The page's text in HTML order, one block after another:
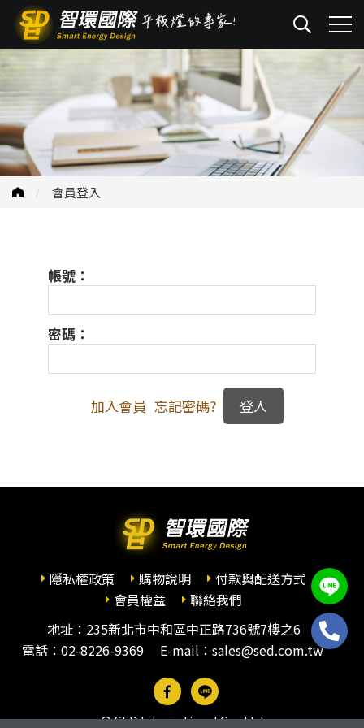
會員登入
帳號：
密碼：
加入會員 忘記密碼?
隱私權政策 購物說明
付款與配送方式
會員權益
聯絡我們
地址：235新北市中和區中正路736號7樓之6
電話： 02-8226-9369 E-mail：sales@sed.com.tw
© SED International Co., Ltd